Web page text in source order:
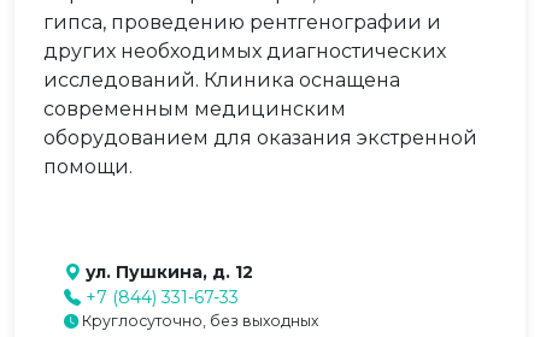
гипса, проведению рентгенографии и
других необходимых диагностических
исследований. Клиника оснащена
современным медицинским
оборудованием для оказания экстренной
помощи.
ул. Пушкина, д. 12
+7 (844) 331-67-33
Круглосуточно, без выходных